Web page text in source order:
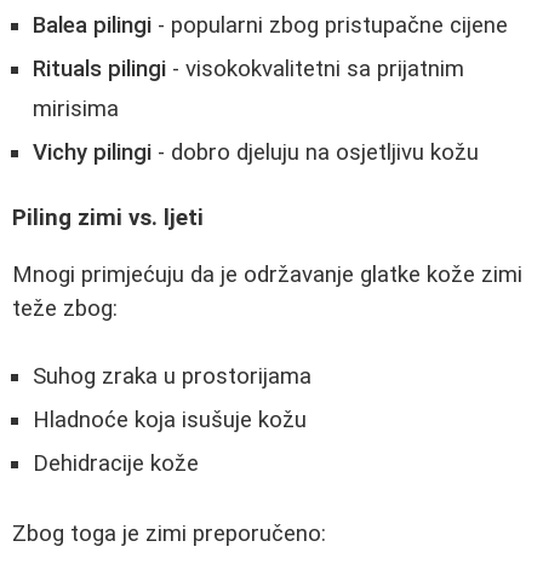
Balea pilingi - popularni zbog pristupačne cijene
Rituals pilingi - visokokvalitetni sa prijatnim
mirisima
Vichy pilingi - dobro djeluju na osjetljivu kožu
Piling zimi vs. ljeti
Mnogi primjećuju da je održavanje glatke kože zimi
teže zbog:
Suhog zraka u prostorijama
Hladnoće koja isušuje kožu
Dehidracije kože
Zbog toga je zimi preporučeno: